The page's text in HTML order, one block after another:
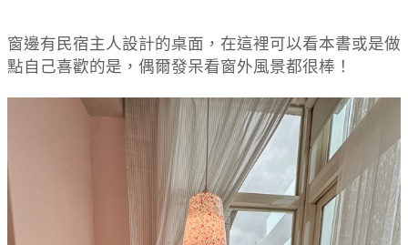
窗邊有民宿主人設計的桌面，在這裡可以看本書或是做
點自己喜歡的是，偶爾發呆看窗外風景都很棒！